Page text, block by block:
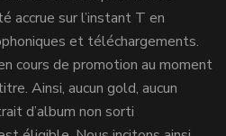
accrue sur l’instant T en
et téléchargements.
cours de promotion au moment
Ainsi, aucun gold, aucun
d’album non sorti